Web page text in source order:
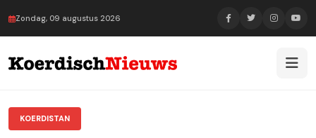
Zondag, 09 augustus 2026
KOERDISTAN